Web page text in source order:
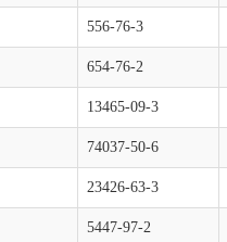
556-76-3
654-76-2
13465-09-3
74037-50-6
23426-63-3
5447-97-2